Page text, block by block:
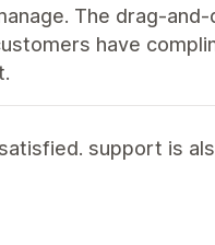
The drag-
have
support is